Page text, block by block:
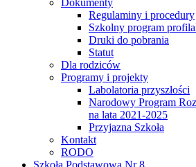
Dokumenty
Regulaminy i procedury
Szkolny program
Druki do pobrania
Statut
Dla rodziców
Programy i projekty
Labolatoria przyszłości
Narodowy Program
na lata 2021-2025
Przyjazna Szkoła
Kontakt
RODO
Szkoła Podstawowa Nr 8